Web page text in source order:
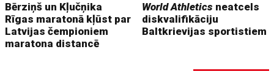
Bērziņš un Kļučņika
Rīgas maratonā kļūst par
Latvijas čempioniem
maratona distancē
World Athletics neatcels
diskvalifikāciju
Baltkrievijas sportistiem